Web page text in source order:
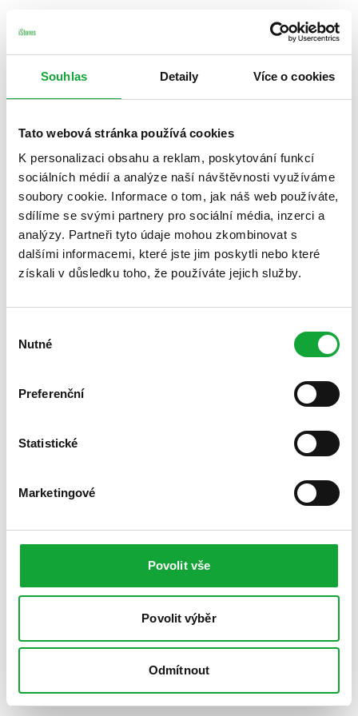
Souhlas Detaily Více o cookies
Tato webová stránka používá cookies
K personalizaci obsahu a reklam, poskytování funkcí
sociálních médií a analýze naší návštěvnosti využíváme
soubory cookie. Informace o tom, jak náš web používáte,
sdílíme se svými partnery pro sociální média, inzerci a
analýzy. Partneři tyto údaje mohou zkombinovat s
dalšími informacemi, které jste jim poskytli nebo které
získali v důsledku toho, že používáte jejich služby.
souhlasu
Nutné
Preferenční
Statistické
Marketingové
Povolit vše
Povolit výběr
Odmítnout